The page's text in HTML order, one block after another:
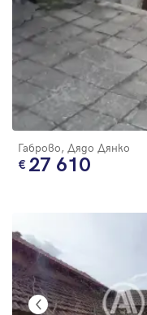
Габрово, Дядо Дянко
27 610